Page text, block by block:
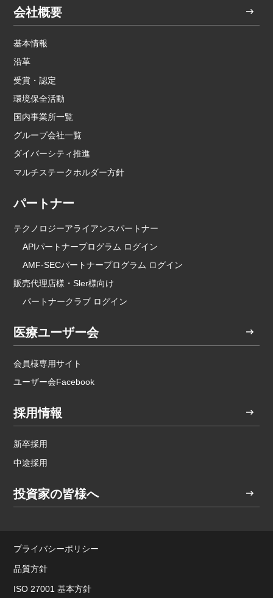
会社概要
基本情報
沿革
受賞・認定
環境保全活動
国内事業所一覧
グループ会社一覧
ダイバーシティ推進
マルチステークホルダー方針
パートナー
テクノロジーアライアンスパートナー
APIパートナープログラム ログイン
AMF-SECパートナープログラム ログイン
販売代理店様・Sler様向け
パートナークラブ ログイン
医療ユーザー会
会員様専用サイト
ユーザー会Facebook
採用情報
新卒採用
中途採用
投資家の皆様へ
プライバシーポリシー
品質方針
ISO 27001 基本方針